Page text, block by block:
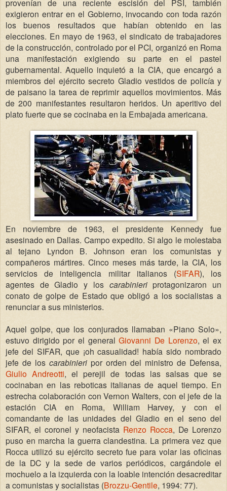
provenían de una reciente escisión del PSI, también
exigieron entrar en el Gobierno, invocando con toda razón
los buenos resultados que habían obtenido en las
elecciones. En mayo de 1963, el sindicato de trabajadores
de la construcción, controlado por el PCI, organizó en Roma
una manifestación exigiendo su parte en el pastel
gubernamental. Aquello inquietó a la CIA, que encargó a
miembros del ejército secreto Gladio vestidos de policía y
de paisano la tarea de reprimir aquellos movimientos. Más
de 200 manifestantes resultaron heridos. Un aperitivo del
plato fuerte que se cocinaba en la Embajada americana.
En noviembre de 1963, el presidente Kennedy fue
asesinado en Dallas. Campo expedito. Si algo le molestaba
al tejano Lyndon B. Johnson eran los comunistas y
compañeros mártires. Cinco meses más tarde, la CIA, los
servicios de inteligencia militar italianos (SIFAR), los
agentes de Gladio y los carabinieriprotagonizaron un
conato de golpe de Estado que obligó a los socialistas a
renunciar a sus ministerios.
Aquel golpe, que los conjurados llamaban «Piano Solo»,
estuvo dirigido por el generalGiovanni De Lorenzo, el ex
jefe del SIFAR, que ¡oh casualidad! había sido nombrado
jefe de los carabinieri por orden del ministro de Defensa,
Giulio Andreotti, el perejil de todas las salsas que se
cocinaban en las reboticas italianas de aquel tiempo. En
estrecha colaboración con Vernon Walters, con el jefe de la
estación CIA en Roma, William Harvey, y con el
comandante de las unidades del Gladio en el seno del
SIFAR, el coronel y neofacista Renzo Rocca, De Lorenzo
puso en marcha la guerra clandestina. La primera vez que
Rocca utilizó su ejército secreto fue para volar las oficinas
de la DC y la sede de varios periódicos, cargándole el
mochuelo a la izquierda con la loable intención desacreditar
a comunistas y socialistas (Brozzu-Gentile, 1994: 77).